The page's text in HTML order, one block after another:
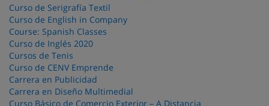
Curso de Serigrafía Textil
Curso de English in Company
Course: Spanish Classes
Curso de Inglés 2020
Cursos de Tenis
Curso de CENV Emprende
Carrera en Publicidad
Carrera en Diseño Multimedial
Curso Básico de Comercio Exterior – A Distancia